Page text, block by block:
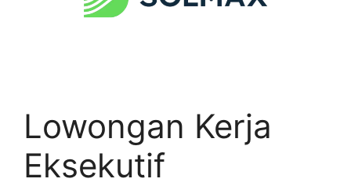
Lowongan Kerja
Eksekutif